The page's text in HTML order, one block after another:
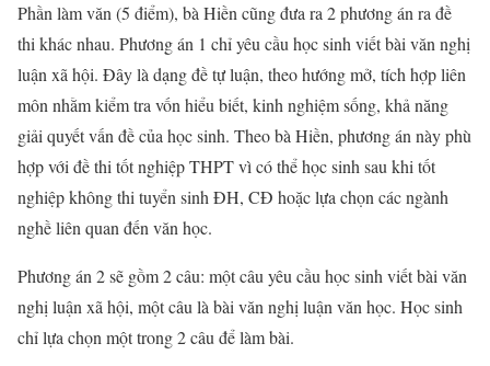
Phần làm văn (5 điểm), bà Hiền cũng đưa ra 2 phương án ra đề
thi khác nhau. Phương án 1 chỉ yêu cầu học sinh viết bài văn nghị
luận xã hội. Đây là dạng đề tự luận, theo hướng mở, tích hợp liên
môn nhằm kiểm tra vốn hiểu biết, kinh nghiệm sống, khả năng
giải quyết vấn đề của học sinh. Theo bà Hiền, phương án này phù
hợp với đề thi tốt nghiệp THPT vì có thể học sinh sau khi tốt
nghiệp không thi tuyển sinh ĐH, CĐ hoặc lựa chọn các ngành
nghề liên quan đến văn học.
Phương án 2 sẽ gồm 2 câu: một câu yêu cầu học sinh viết bài văn
nghị luận xã hội, một câu là bài văn nghị luận văn học. Học sinh
chỉ lựa chọn một trong 2 câu để làm bài.